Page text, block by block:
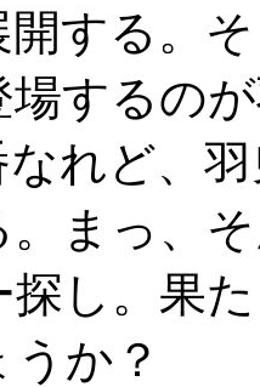
する。
場するの
れど、
。まっ、
探し。果
か？